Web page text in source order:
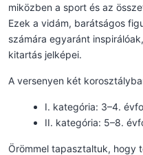
miközben a sport és az
Ezek a vidám, barátságos
számára egyaránt
kitartás jelképei.
A versenyen két
I. kategória: 3–4.
II. kategória: 5–8.
Örömmel tapasztaltuk, hogy